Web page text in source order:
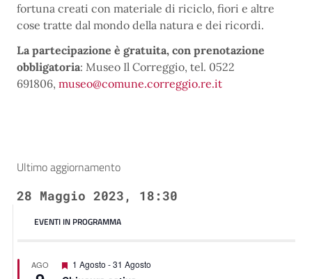
fortuna creati con materiale di riciclo, fiori e altre
cose tratte dal mondo della natura e dei ricordi.
La partecipazione è gratuita, con prenotazione
obbligatoria: Museo Il Correggio, tel. 0522
691806, museo@comune.correggio.re.it
Ultimo aggiornamento
28 Maggio 2023, 18:30
EVENTI IN PROGRAMMA
AGO Segnalati
1 Agosto -31 Agosto